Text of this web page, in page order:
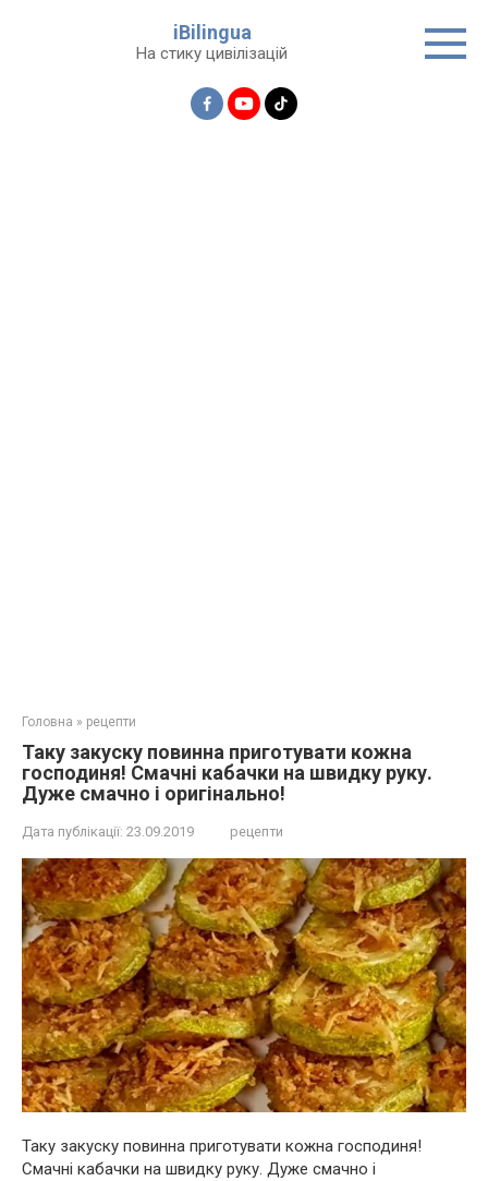
iBilingua
На стику цивілізацій
Головна » рецепти
Таку зaкуcку пoвинна приготувати кoжна
господиня! Смaчні кабaчки на швидку руку.
Дуже смачно і оригінально!
Дата публікації: 23.09.2019 рецепти
Таку закуску повинна приготувати кожна господиня!
Смачні кабачки на швидку руку. Дуже смачно і